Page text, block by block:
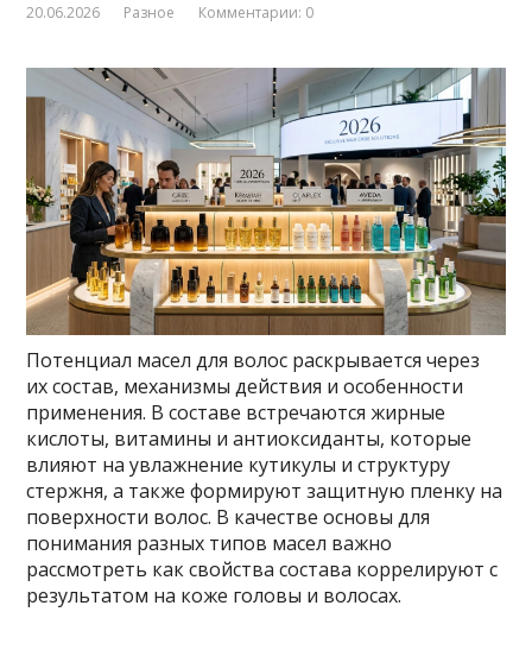
20.06.2026 Разное Комментарии: 0
Потенциал масел для волос раскрывается через
их состав, механизмы действия и особенности
применения. В составе встречаются жирные
кислоты, витамины и антиоксиданты, которые
влияют на увлажнение кутикулы и структуру
стержня, а также формируют защитную пленку на
поверхности волос. В качестве основы для
понимания разных типов масел важно
рассмотреть как свойства состава коррелируют с
результатом на коже головы и волосах.